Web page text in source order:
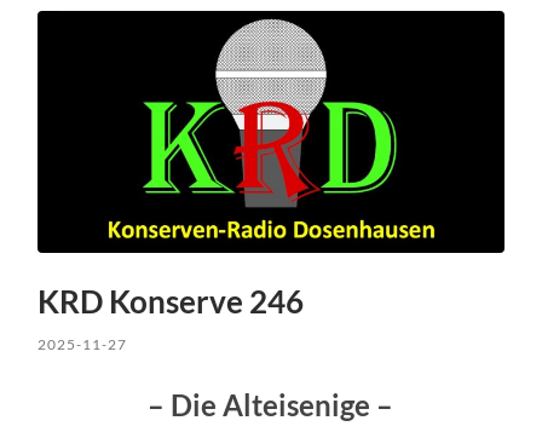
KRD Konserve 246
2025-11-27
– Die Alteisenige –